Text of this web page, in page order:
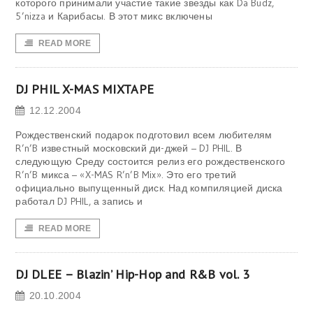
которого принимали участие такие звезды как Da Budz,
5’nizza и Карибасы. В этот микс включены
READ MORE
DJ PHIL X-MAS MIXTAPE
12.12.2004
Рождественский подарок подготовил всем любителям
R’n’B известный московский ди-джей – DJ PHIL. В
следующую Среду состоится релиз его рождественского
R’n’B микса – «X-MAS R’n’B Mix». Это его третий
официально выпущенный диск. Над компиляцией диска
работал DJ PHIL, а запись и
READ MORE
DJ DLEE – Blazin’ Hip-Hop and R&B vol. 3
20.10.2004